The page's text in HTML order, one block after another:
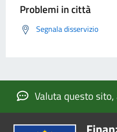
Problemi in città
Segnala disservizio
Valuta questo